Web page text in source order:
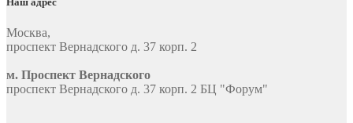
Москва,
проспект Вернадского д. 37 корп. 2
м. Проспект Вернадского
проспект Вернадского д. 37 корп. 2 БЦ "Форум"